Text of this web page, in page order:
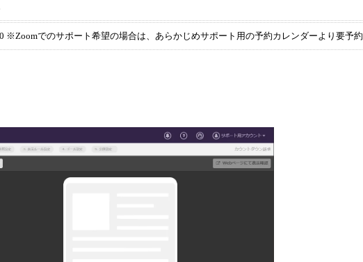
※Zoomでのサポート希望の場合は、あらかじめサポート用の予約カレンダーより要予約